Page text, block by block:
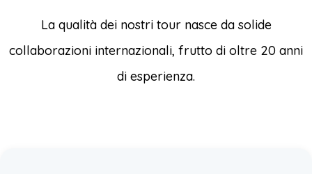
La qualità dei nostri tour nasce da solide
collaborazioni internazionali, frutto di oltre 20 anni
di esperienza.